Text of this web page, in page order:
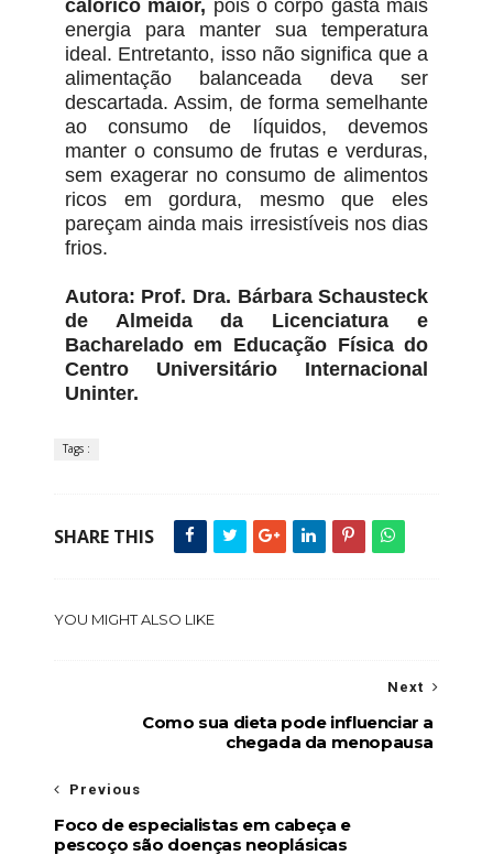
calórico maior, pois o corpo gasta mais
energia para manter sua temperatura
ideal. Entretanto, isso não significa que a
alimentação balanceada deva ser
descartada. Assim, de forma semelhante
ao consumo de líquidos, devemos
manter o consumo de frutas e verduras,
sem exagerar no consumo de alimentos
ricos em gordura, mesmo que eles
pareçam ainda mais irresistíveis nos dias
frios.
Autora: Prof. Dra. Bárbara Schausteck
de Almeida da Licenciatura e
Bacharelado em Educação Física do
Centro Universitário Internacional
Uninter.
Tags :
SHARE THIS
YOU MIGHT ALSO LIKE
Next
Como sua dieta pode influenciar a
chegada da menopausa
Previous
Foco de especialistas em cabeça e
pescoço são doenças neoplásicas